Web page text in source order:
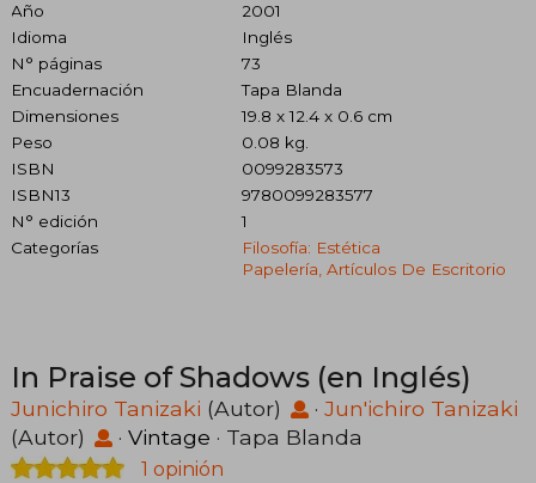
Año
2001
Idioma
Inglés
N° páginas
73
Encuadernación
Tapa Blanda
Dimensiones
19.8 x 12.4 x 0.6 cm
Peso
0.08 kg.
ISBN
0099283573
ISBN13
9780099283577
N° edición
1
Categorías
Filosofía: Estética
Papelería, Artículos De Escritorio
In Praise of Shadows (en Inglés)
Junichiro Tanizaki (Autor) · Jun'ichiro Tanizaki
(Autor)
· Vintage · Tapa Blanda
1 opinión